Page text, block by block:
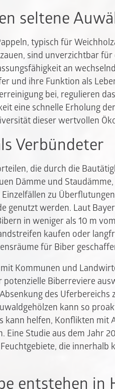
seltene
typisch für
sind unverzichtbar
an
und ihre Funktion als
bei, regulieren
eine schnelle Erholung
dieser wertvollen
Verbündeter
die durch die
Dämme und
Einzelfällen zu
genutzt werden. Laut
in weniger als 10 m
kaufen oder
für Biber
Kommunen und
potenzielle Biberreviere
des
kann so
kann helfen, Konflikten mit
Eine Studie aus dem Jahr
die
entstehen in